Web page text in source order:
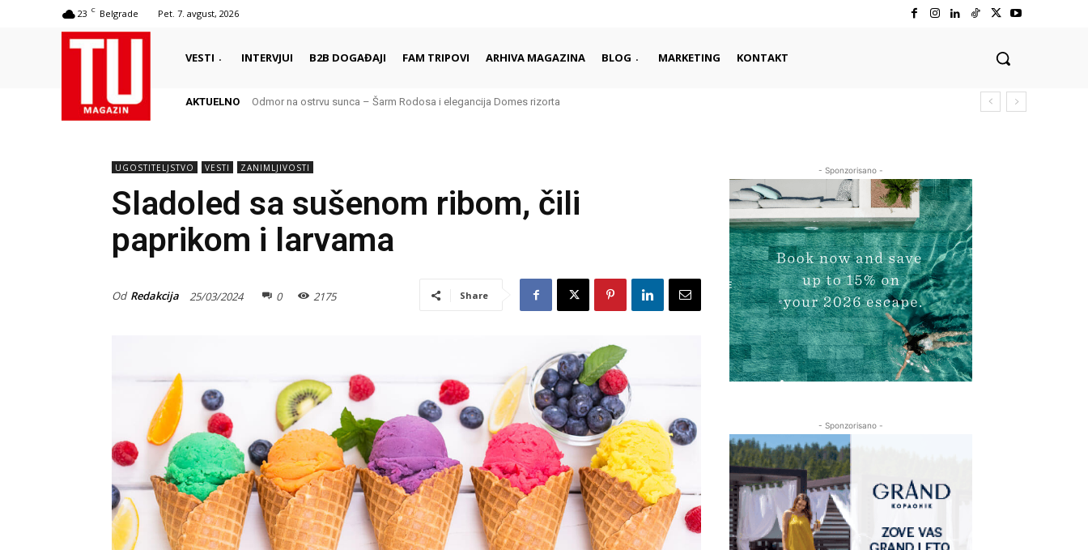
23 C Belgrade Pet. 7. avgust, 2026
VESTI INTERVJUI B2B DOGAĐAJI FAM TRIPOVI ARHIVA MAGAZINA BLOG MARKETING KONTAKT
AKTUELNO Autentični biser Italije daleko od gužvi i turista
Odmor na ostrvu sunca – Šarm Rodosa i elegancija Domes rizorta
UGOSTITELJSTVO VESTI ZANIMLJIVOSTI
Sladoled sa sušenom ribom, čili
paprikom i larvama
Od Redakcija 25/03/2024 0 2175 Share
- Sponzorisano -
- Sponzorisano -